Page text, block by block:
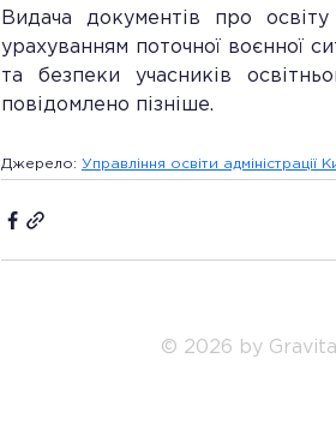
Видача документів про
урахуванням поточної воєнної
та безпеки учасників
повідомлено пізніше.
Джерело: Управління освіти адміністрації
© 2026 by